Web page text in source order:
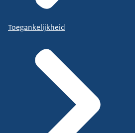
Toegankelijkheid